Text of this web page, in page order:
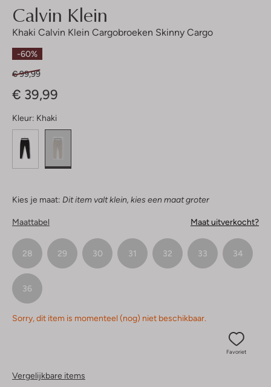
Calvin Klein
Khaki Calvin Klein Cargobroeken Skinny Cargo
-60%
€ 99,99
€ 39,99
Kleur: Khaki
Kies je maat: Dit item valt klein, kies een maat groter
Maattabel Maat uitverkocht?
28 29 30 31 32 33 34
36
Sorry, dit item is momenteel (nog) niet beschikbaar.
Favoriet
Vergelijkbare items